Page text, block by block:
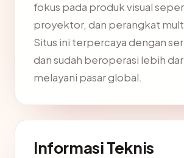
fokus pada produk visual
proyektor, dan perangkat
Situs ini terpercaya dengan
dan sudah beroperasi lebih
melayani pasar global.
Informasi Teknis